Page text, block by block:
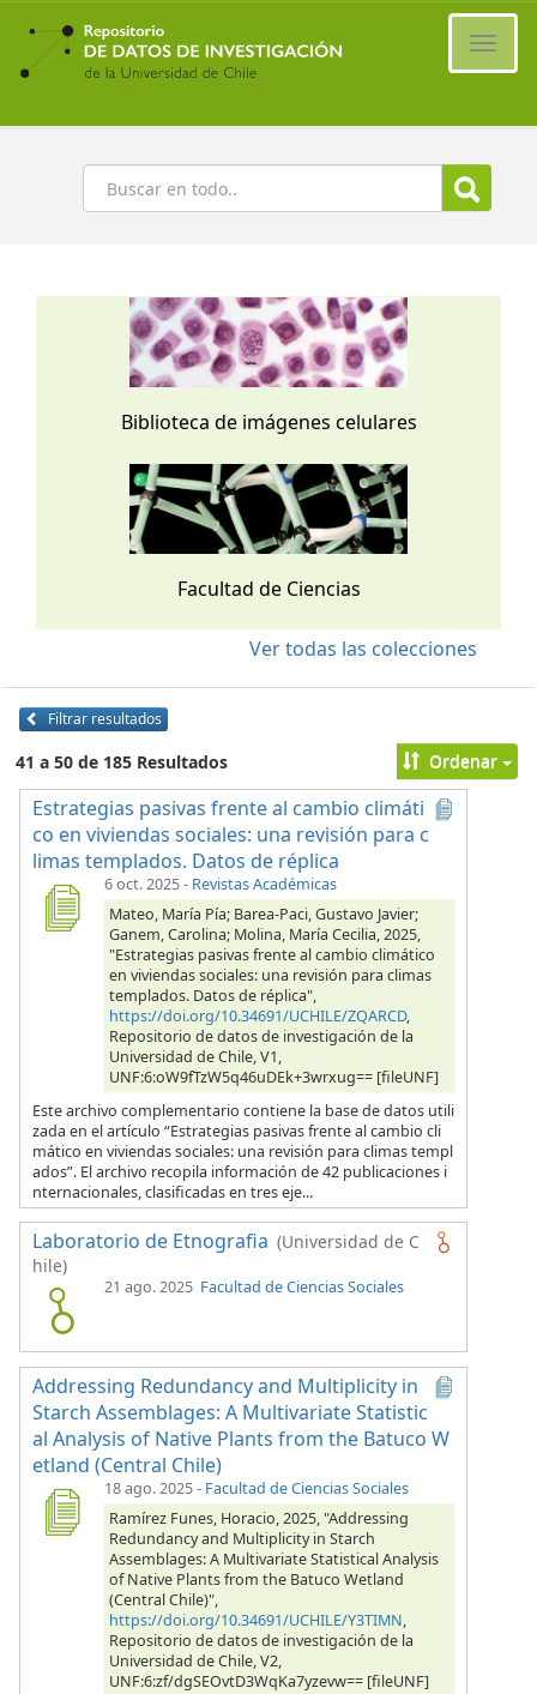
Ir
contenido
principal
Buscar
Biblioteca de imágenes celulares
Facultad de Ciencias
Ver todas las colecciones
Filtrar resultados
41 a 50 de 185 Resultados Ordenar
Estrategias pasivas frente al cambio climáti
co en viviendas sociales: una revisión para c
limas templados. Datos de réplica
6 oct. 2025- Revistas Académicas
Mateo, María Pía; Barea-Paci, Gustavo Javier;
Ganem, Carolina; Molina, María Cecilia, 2025,
"Estrategias pasivas frente al cambio climático
en viviendas sociales: una revisión para climas
templados. Datos de réplica",
https://doi.org/10.34691/UCHILE/ZQARCD,
Repositorio de datos de investigación de la
Universidad de Chile, V1,
UNF:6:oW9fTzW5q46uDEk+3wrxug== [fileUNF]
Este archivo complementario contiene la base de datos utili
zada en el artículo “Estrategias pasivas frente al cambio cli
mático en viviendas sociales: una revisión para climas templ
ados”. El archivo recopila información de 42 publicaciones i
nternacionales, clasificadas en tres eje...
Laboratorio de Etnografia (Universidad de C
hile)
21 ago. 2025 Facultad de Ciencias Sociales
Addressing Redundancy and Multiplicity in
Starch Assemblages: A Multivariate Statistic
al Analysis of Native Plants from the Batuco W
etland (Central Chile)
18 ago. 2025- Facultad de Ciencias Sociales
Ramírez Funes, Horacio, 2025, "Addressing
Redundancy and Multiplicity in Starch
Assemblages: A Multivariate Statistical Analysis
of Native Plants from the Batuco Wetland
(Central Chile)",
https://doi.org/10.34691/UCHILE/Y3TIMN,
Repositorio de datos de investigación de la
Universidad de Chile, V2,
UNF:6:zf/dgSEOvtD3WqKa7yzevw== [fileUNF]